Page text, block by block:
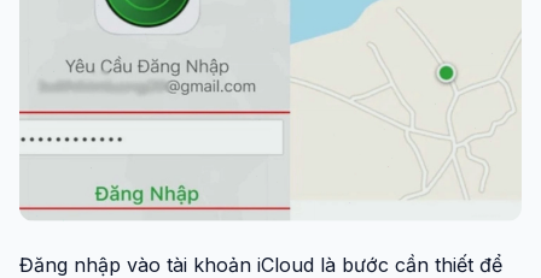
Đăng nhập vào tài khoản iCloud là bước cần thiết để